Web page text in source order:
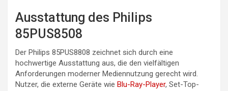
Ausstattung des Philips
85PUS8508
Der Philips 85PUS8808 zeichnet sich durch eine
hochwertige Ausstattung aus, die den vielfältigen
Anforderungen moderner Mediennutzung gerecht wird.
Nutzer, die externe Geräte wie Blu-Ray-Player, Set-Top-